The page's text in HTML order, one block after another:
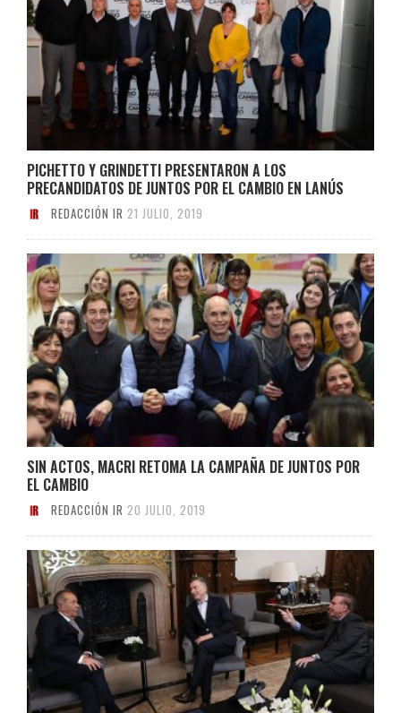
PICHETTO Y GRINDETTI PRESENTARON A LOS
PRECANDIDATOS DE JUNTOS POR EL CAMBIO EN LANÚS
REDACCIÓN IR 21 JULIO, 2019
SIN ACTOS, MACRI RETOMA LA CAMPAÑA DE JUNTOS POR
EL CAMBIO
REDACCIÓN IR 20 JULIO, 2019